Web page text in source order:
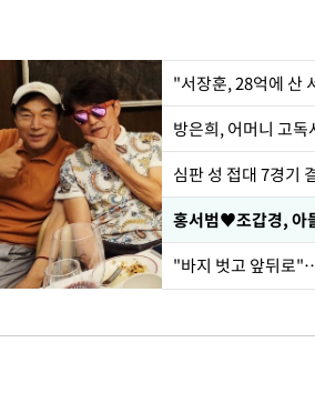
"서장훈, 28억에 산
방은희, 어머니 고
심판 성 접대 7경기
홍서범♥조갑경, 아
"바지 벗고 앞뒤로